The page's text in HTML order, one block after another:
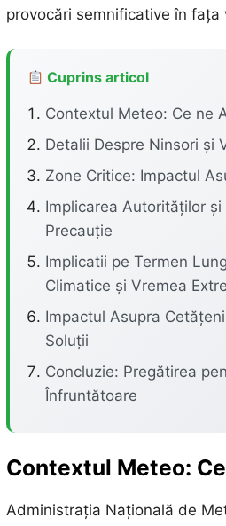
provocări semnificative în fața
Cuprins articol
Contextul Meteo: Ce ne
Detalii Despre Ninsori și
Zone Critice: Impactul
Implicarea Autorităților
Precauție
Implicatii pe Termen
Climatice și Vremea
Impactul Asupra
Soluții
Concluzie: Pregătirea
Înfruntătoare
Contextul Meteo:
Administrația Națională de